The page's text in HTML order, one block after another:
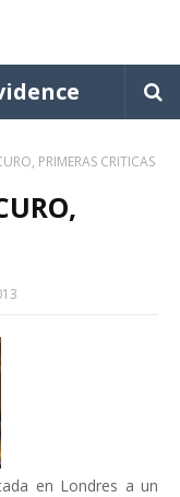
PRIMERAS CRITICAS
en Londres a un